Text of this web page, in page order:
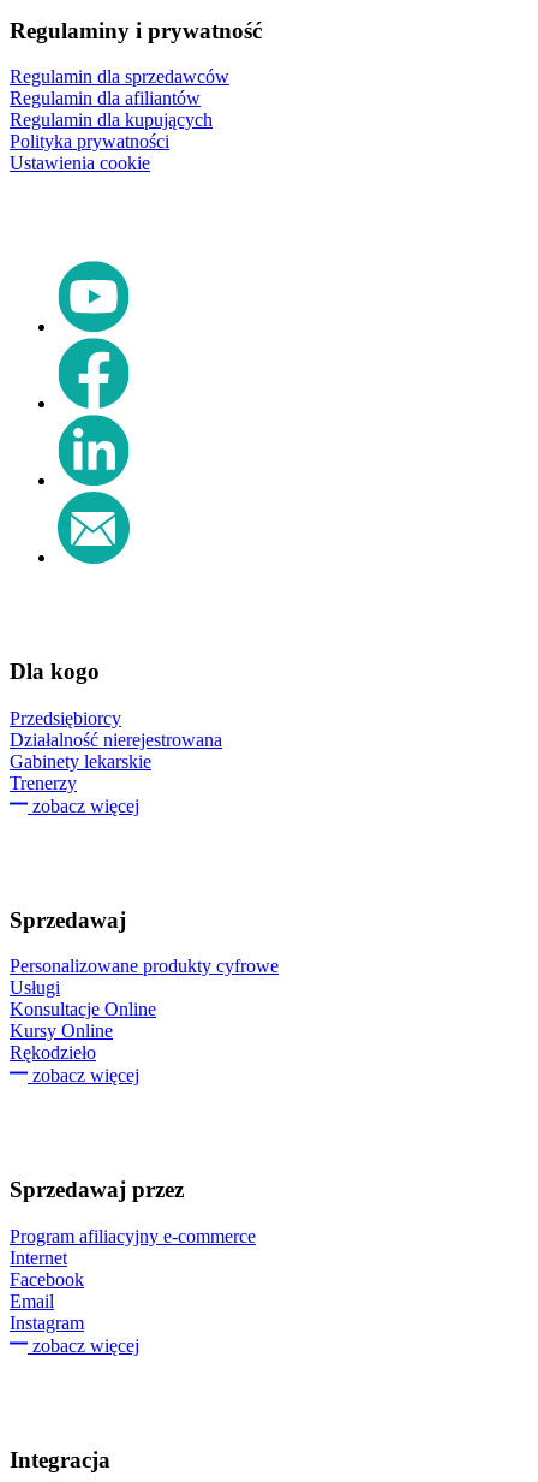
Regulaminy i prywatność
Regulamin dla sprzedawców
Regulamin dla afiliantów
Regulamin dla kupujących
Polityka prywatności
Ustawienia cookie
Dla kogo
Przedsiębiorcy
Działalność nierejestrowana
Gabinety lekarskie
Trenerzy
zobacz więcej
Sprzedawaj
Personalizowane produkty cyfrowe
Usługi
Konsultacje Online
Kursy Online
Rękodzieło
zobacz więcej
Sprzedawaj przez
Program afiliacyjny e-commerce
Internet
Facebook
Email
Instagram
zobacz więcej
Integracja